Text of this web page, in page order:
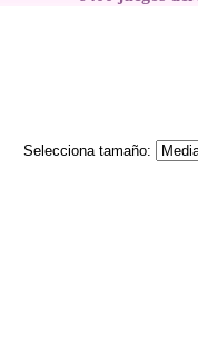
Selecciona tamaño: